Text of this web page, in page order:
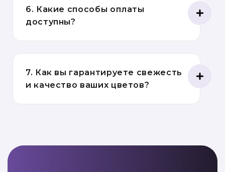
6. Какие способы оплаты
доступны?
7. Как вы гарантируете свежесть
и качество ваших цветов?